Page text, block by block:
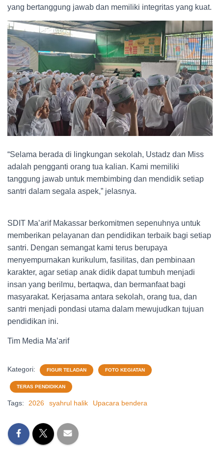
yang bertanggung jawab dan memiliki integritas yang kuat.
“Selama berada di lingkungan sekolah, Ustadz dan Miss
adalah pengganti orang tua kalian. Kami memiliki
tanggung jawab untuk membimbing dan mendidik setiap
santri dalam segala aspek,” jelasnya.
SDIT Ma’arif Makassar berkomitmen sepenuhnya untuk
memberikan pelayanan dan pendidikan terbaik bagi setiap
santri. Dengan semangat kami terus berupaya
menyempurnakan kurikulum, fasilitas, dan pembinaan
karakter, agar setiap anak didik dapat tumbuh menjadi
insan yang berilmu, bertaqwa, dan bermanfaat bagi
masyarakat. Kerjasama antara sekolah, orang tua, dan
santri menjadi pondasi utama dalam mewujudkan tujuan
pendidikan ini.
Tim Media Ma’arif
Kategori: FIGUR TELADAN FOTO KEGIATAN
TERAS PENDIDIKAN
Tags: 2026 syahrul halik Upacara bendera